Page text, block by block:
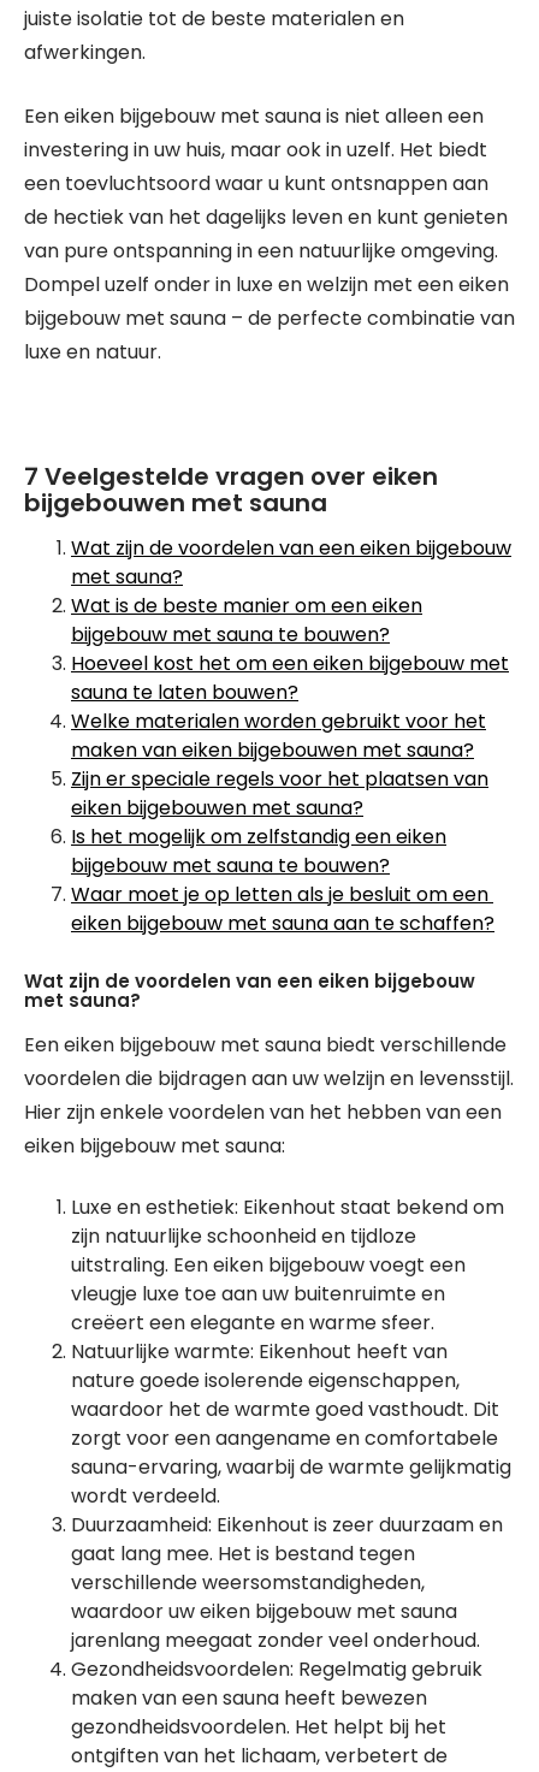
juiste isolatie tot de beste materialen en
afwerkingen.
Een eiken bijgebouw met sauna is niet alleen een
investering in uw huis, maar ook in uzelf. Het biedt
een toevluchtsoord waar u kunt ontsnappen aan
de hectiek van het dagelijks leven en kunt genieten
van pure ontspanning in een natuurlijke omgeving.
Dompel uzelf onder in luxe en welzijn met een eiken
bijgebouw met sauna – de perfecte combinatie van
luxe en natuur.
7 Veelgestelde vragen over eiken
bijgebouwen met sauna
Wat zijn de voordelen van een eiken bijgebouw
met sauna?
Wat is de beste manier om een eiken
bijgebouw met sauna te bouwen?
Hoeveel kost het om een eiken bijgebouw met
sauna te laten bouwen?
Welke materialen worden gebruikt voor het
maken van eiken bijgebouwen met sauna?
Zijn er speciale regels voor het plaatsen van
eiken bijgebouwen met sauna?
Is het mogelijk om zelfstandig een eiken
bijgebouw met sauna te bouwen?
Waar moet je op letten als je besluit om een ​​
eiken bijgebouw met sauna aan te schaffen?
Wat zijn de voordelen van een eiken bijgebouw
met sauna?
Een eiken bijgebouw met sauna biedt verschillende
voordelen die bijdragen aan uw welzijn en levensstijl.
Hier zijn enkele voordelen van het hebben van een
eiken bijgebouw met sauna:
Luxe en esthetiek: Eikenhout staat bekend om
zijn natuurlijke schoonheid en tijdloze
uitstraling. Een eiken bijgebouw voegt een
vleugje luxe toe aan uw buitenruimte en
creëert een elegante en warme sfeer.
Natuurlijke warmte: Eikenhout heeft van
nature goede isolerende eigenschappen,
waardoor het de warmte goed vasthoudt. Dit
zorgt voor een aangename en comfortabele
sauna-ervaring, waarbij de warmte gelijkmatig
wordt verdeeld.
Duurzaamheid: Eikenhout is zeer duurzaam en
gaat lang mee. Het is bestand tegen
verschillende weersomstandigheden,
waardoor uw eiken bijgebouw met sauna
jarenlang meegaat zonder veel onderhoud.
Gezondheidsvoordelen: Regelmatig gebruik
maken van een sauna heeft bewezen
gezondheidsvoordelen. Het helpt bij het
ontgiften van het lichaam, verbetert de